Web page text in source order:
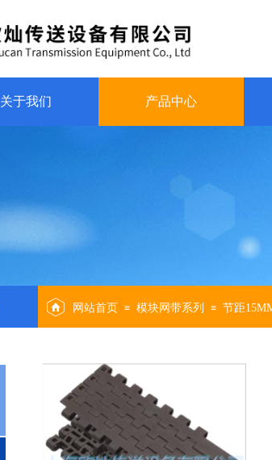
关于我们 产品中心
网站首页
≡ 模块网带系列 ≡ 节距